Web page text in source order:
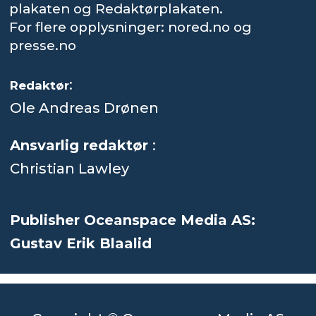
plakaten og Redaktørplakaten.
For flere opplysninger: nored.no og
presse.no
Redaktør:
Ole Andreas Drønen
Ansvarlig redaktør :
Christian Lawley
Publisher Oceanspace Media AS:
Gustav Erik Blaalid